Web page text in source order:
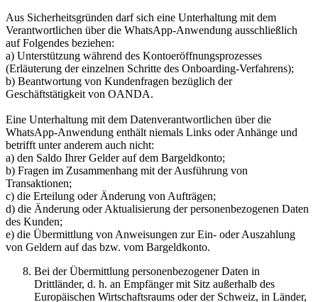
Aus Sicherheitsgründen darf sich eine Unterhaltung mit dem
Verantwortlichen über die WhatsApp-Anwendung ausschließlich
auf Folgendes beziehen:
a) Unterstützung während des Kontoeröffnungsprozesses
(Erläuterung der einzelnen Schritte des Onboarding-Verfahrens);
b) Beantwortung von Kundenfragen bezüglich der
Geschäftstätigkeit von OANDA.
Eine Unterhaltung mit dem Datenverantwortlichen über die
WhatsApp-Anwendung enthält niemals Links oder Anhänge und
betrifft unter anderem auch nicht:
a) den Saldo Ihrer Gelder auf dem Bargeldkonto;
b) Fragen im Zusammenhang mit der Ausführung von
Transaktionen;
c) die Erteilung oder Änderung von Aufträgen;
d) die Änderung oder Aktualisierung der personenbezogenen Daten
des Kunden;
e) die Übermittlung von Anweisungen zur Ein- oder Auszahlung
von Geldern auf das bzw. vom Bargeldkonto.
Bei der Übermittlung personenbezogener Daten in
Drittländer, d. h. an Empfänger mit Sitz außerhalb des
Europäischen Wirtschaftsraums oder der Schweiz, in Länder,